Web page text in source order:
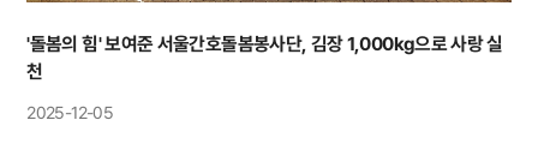
'돌봄의 힘' 보여준 서울간호돌봄봉사단, 김장 1,000kg으로 사랑 실
천
2025-12-05